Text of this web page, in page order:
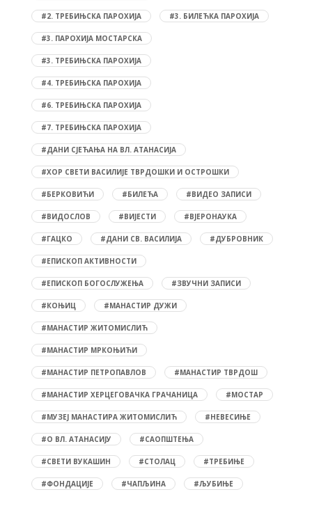
#2. ТРЕБИЊСКА ПАРОХИЈА #3. БИЛЕЋКА ПАРОХИЈА
#3. ПАРОХИЈА МОСТАРСКА
#3. ТРЕБИЊСКА ПАРОХИЈА
#4. ТРЕБИЊСКА ПАРОХИЈА
#6. ТРЕБИЊСКА ПАРОХИЈА
#7. ТРЕБИЊСКА ПАРОХИЈА
#ДАНИ СЈЕЋАЊА НА ВЛ. АТАНАСИЈА
#ХОР СВЕТИ ВАСИЛИЈЕ ТВРДОШКИ И ОСТРОШКИ
#БЕРКОВИЋИ #БИЛЕЋА #ВИДЕО ЗАПИСИ
#ВИДОСЛОВ #ВИЈЕСТИ #ВЈЕРОНАУКА
#ГАЦКО #ДАНИ СВ. ВАСИЛИЈА #ДУБРОВНИК
#ЕПИСКОП АКТИВНОСТИ
#ЕПИСКОП БОГОСЛУЖЕЊА #ЗВУЧНИ ЗАПИСИ
#КОЊИЦ #МАНАСТИР ДУЖИ
#МАНАСТИР ЖИТОМИСЛИЋ
#МАНАСТИР МРКОЊИЋИ
#МАНАСТИР ПЕТРОПАВЛОВ #МАНАСТИР ТВРДОШ
#МАНАСТИР ХЕРЦЕГОВАЧКА ГРАЧАНИЦА #МОСТАР
#МУЗЕЈ МАНАСТИРА ЖИТОМИСЛИЋ #НЕВЕСИЊЕ
#О ВЛ. АТАНАСИЈУ #САОПШТЕЊА
#СВЕТИ ВУКАШИН #СТОЛАЦ #ТРЕБИЊЕ
#ФОНДАЦИЈЕ #ЧАПЉИНА #ЉУБИЊЕ